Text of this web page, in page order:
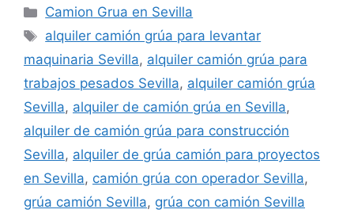
Categorías
Camion Grua en Sevilla
Etiquetas
alquiler camión grúa para levantar
maquinaria Sevilla, alquiler camión grúa para
trabajos pesados Sevilla, alquiler camión grúa
Sevilla, alquiler de camión grúa en Sevilla,
alquiler de camión grúa para construcción
Sevilla, alquiler de grúa camión para proyectos
en Sevilla, camión grúa con operador Sevilla,
grúa camión Sevilla, grúa con camión Sevilla